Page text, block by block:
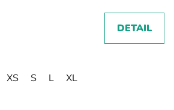
DETAIL
XS S L XL